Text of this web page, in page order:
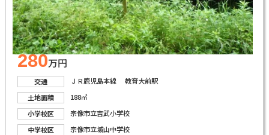
280万円
交通
ＪＲ鹿児島本線 教育大前駅
土地面積
188㎡
小学校区
宗像市立吉武小学校
中学校区
宗像市立城山中学校